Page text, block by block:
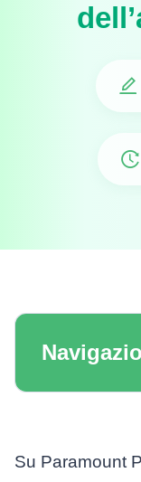
Su Paramount